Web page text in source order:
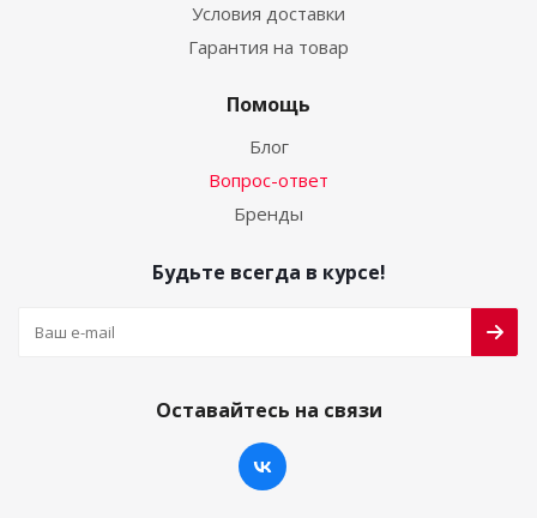
Условия доставки
Гарантия на товар
Помощь
Блог
Вопрос-ответ
Бренды
Будьте всегда в курсе!
Оставайтесь на связи